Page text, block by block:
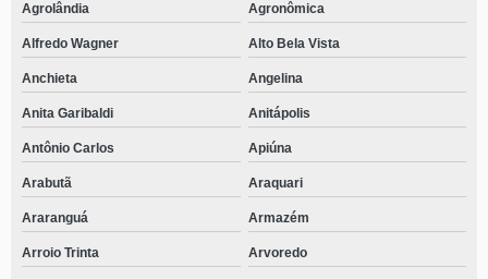
Agrolândia Agronômica
Alfredo Wagner Alto Bela Vista
Anchieta Angelina
Anita Garibaldi Anitápolis
Antônio Carlos Apiúna
Arabutã Araquari
Araranguá Armazém
Arroio Trinta Arvoredo